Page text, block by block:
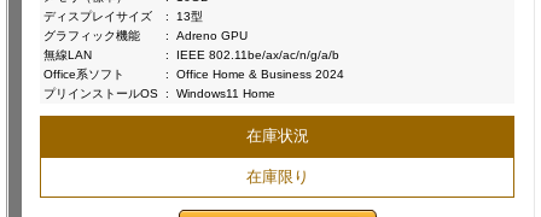
ディスプレイサイズ
:
13型
グラフィック機能
:
Adreno GPU
無線LAN
:
IEEE 802.11be/ax/ac/n/g/a/b
Office系ソフト
:
Office Home & Business 2024
プリインストールOS : Windows11 Home
在庫状況
在庫限り